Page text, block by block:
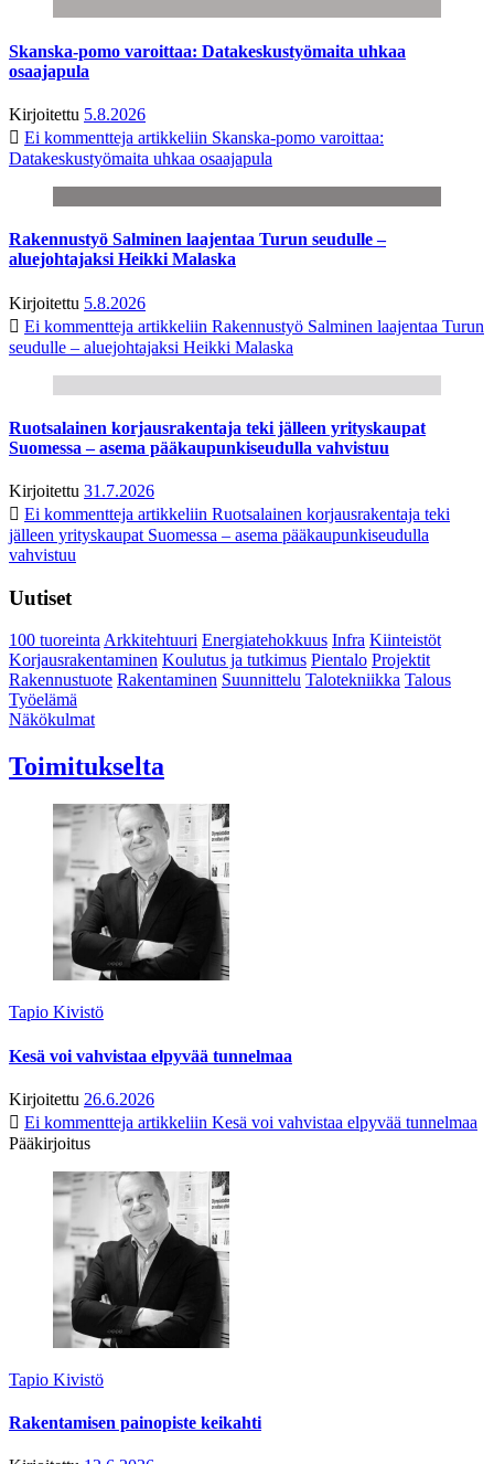
Skanska-pomo varoittaa: Datakeskustyömaita uhkaa
osaajapula
Kirjoitettu 5.8.2026
Ei kommentteja artikkeliin Skanska-pomo varoittaa:
Datakeskustyömaita uhkaa osaajapula
Rakennustyö Salminen laajentaa Turun seudulle –
aluejohtajaksi Heikki Malaska
Kirjoitettu 5.8.2026
Ei kommentteja artikkeliin Rakennustyö Salminen laajentaa Turun
seudulle – aluejohtajaksi Heikki Malaska
Ruotsalainen korjausrakentaja teki jälleen yrityskaupat
Suomessa – asema pääkaupunkiseudulla vahvistuu
Kirjoitettu 31.7.2026
Ei kommentteja artikkeliin Ruotsalainen korjausrakentaja teki
jälleen yrityskaupat Suomessa – asema pääkaupunkiseudulla
vahvistuu
Uutiset
100 tuoreintaArkkitehtuuri Energiatehokkuus Infra Kiinteistöt
Korjausrakentaminen Koulutus ja tutkimus Pientalo Projektit
Rakennustuote Rakentaminen Suunnittelu Talotekniikka Talous
Työelämä
Näkökulmat
Toimitukselta
Tapio Kivistö
Kesä voi vahvistaa elpyvää tunnelmaa
Kirjoitettu 26.6.2026
Ei kommentteja artikkeliin Kesä voi vahvistaa elpyvää tunnelmaa
Pääkirjoitus
Tapio Kivistö
Rakentamisen painopiste keikahti